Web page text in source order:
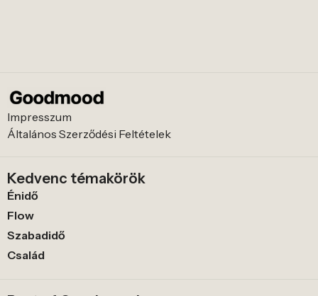
Impresszum
Általános Szerződési Feltételek
Kedvenc témakörök
Énidő
Flow
Szabadidő
Család